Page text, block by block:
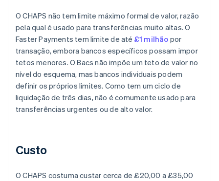
O CHAPS não tem limite máximo formal de valor, razão
pela qual é usado para transferências muito altas. O
Faster Payments tem limite de até £1 milhão por
transação, embora bancos específicos possam impor
tetos menores. O Bacs não impõe um teto de valor no
nível do esquema, mas bancos individuais podem
definir os próprios limites. Como tem um ciclo de
liquidação de três dias, não é comumente usado para
transferências urgentes ou de alto valor.
Custo
O CHAPS costuma custar cerca de £20,00 a £35,00